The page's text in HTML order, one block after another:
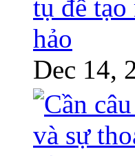
tụ để
hảo
Dec 14,